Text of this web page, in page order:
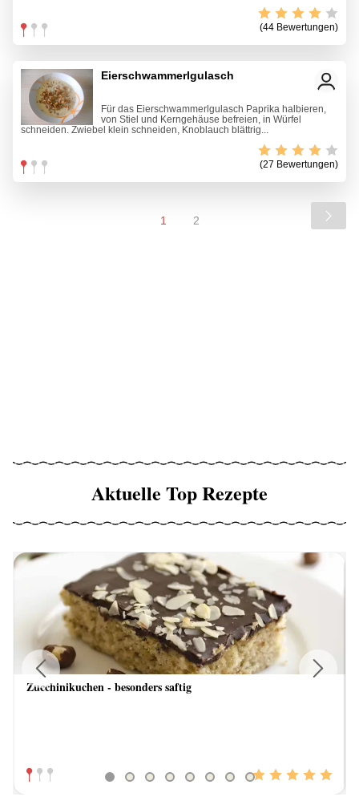
(44 Bewertungen)
Eierschwammerlgulasch
Für das Eierschwammerlgulasch Paprika halbieren,
von Stiel und Kerngehäuse befreien, in Würfel
schneiden. Zwiebel klein schneiden, Knoblauch blättrig...
(27 Bewertungen)
1 2
Aktuelle Top Rezepte
Zucchinikuchen - besonders saftig
Previous